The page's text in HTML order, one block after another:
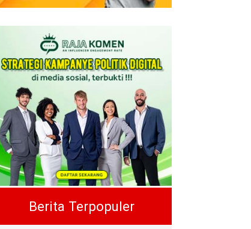
Berita Terpopuler